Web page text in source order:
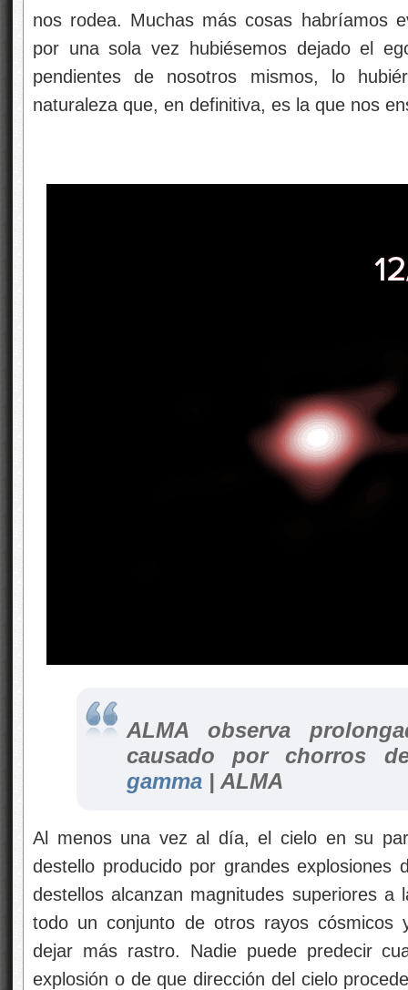
nos rodea. Muchas más cosas habríamos
por una sola vez hubiésemos dejado el
pendientes de nosotros mismos, lo
naturaleza que, en definitiva, es la que nos
ALMA observa
causado por chorros
gamma | ALMA
Al menos una vez al día, el cielo en su
destello producido por grandes explosiones
destellos alcanzan magnitudes superiores
todo un conjunto de otros rayos cósmicos
dejar más rastro. Nadie puede predecir
explosión o de que dirección del cielo